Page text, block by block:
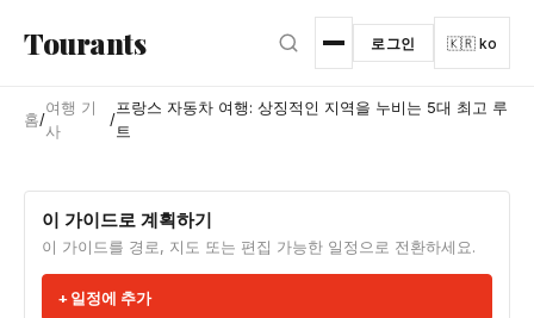
Tourants 로그인 🇰🇷 ko
홈/
여행 기
사
/
프랑스 자동차 여행: 상징적인 지역을 누비는 5대 최고 루
트
이 가이드로 계획하기
이 가이드를 경로, 지도 또는 편집 가능한 일정으로 전환하세요.
일정에 추가